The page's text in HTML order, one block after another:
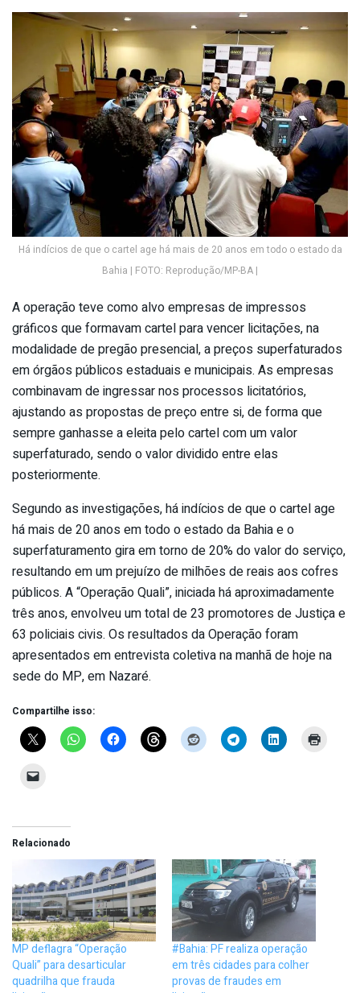
Há indícios de que o cartel age há mais de 20 anos em todo o estado da
Bahia | FOTO: Reprodução/MP-BA |
A operação teve como alvo empresas de impressos
gráficos que formavam cartel para vencer licitações, na
modalidade de pregão presencial, a preços superfaturados
em órgãos públicos estaduais e municipais. As empresas
combinavam de ingressar nos processos licitatórios,
ajustando as propostas de preço entre si, de forma que
sempre ganhasse a eleita pelo cartel com um valor
superfaturado, sendo o valor dividido entre elas
posteriormente.
Segundo as investigações, há indícios de que o cartel age
há mais de 20 anos em todo o estado da Bahia e o
superfaturamento gira em torno de 20% do valor do serviço,
resultando em um prejuízo de milhões de reais aos cofres
públicos. A “Operação Quali”, iniciada há aproximadamente
três anos, envolveu um total de 23 promotores de Justiça e
63 policiais civis. Os resultados da Operação foram
apresentados em entrevista coletiva na manhã de hoje na
sede do MP, em Nazaré.
Compartilhe isso:
Relacionado
MP deflagra “Operação
Quali” para desarticular
quadrilha que frauda
#Bahia: PF realiza operação
em três cidades para colher
provas de fraudes em